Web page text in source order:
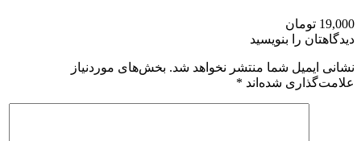
19,000 تومان
دیدگاهتان را بنویسید
نشانی ایمیل شما منتشر نخواهد شد. بخش‌های موردنیاز
علامت‌گذاری شده‌اند *